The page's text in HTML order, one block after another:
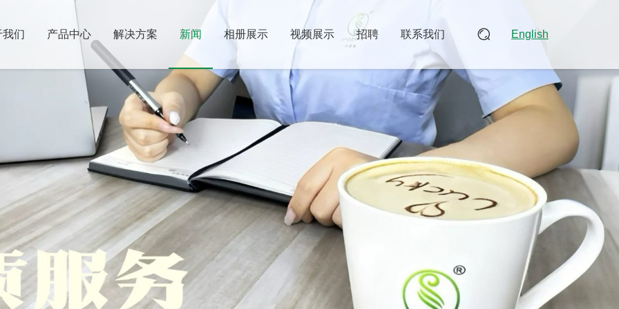
English
我们 产品中心 解决方案 新闻 相册展示 视频展示 招聘 联系我们